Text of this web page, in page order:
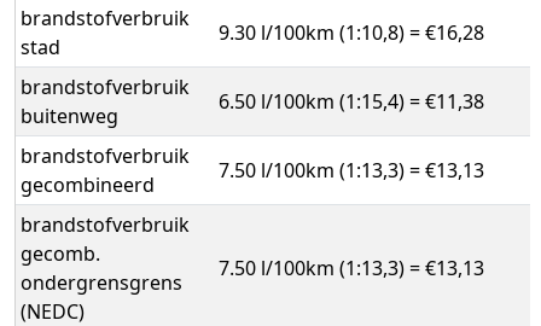
brandstofverbruik
stad
9.30 l/100km (1:10,8) = €16,28
brandstofverbruik
buitenweg
6.50 l/100km (1:15,4) = €11,38
brandstofverbruik
gecombineerd
7.50 l/100km (1:13,3) = €13,13
brandstofverbruik
gecomb.
ondergrensgrens
(NEDC)
7.50 l/100km (1:13,3) = €13,13